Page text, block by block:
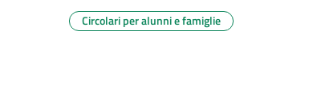
Circolari per alunni e famiglie